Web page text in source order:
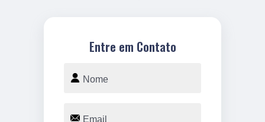
Entre em Contato